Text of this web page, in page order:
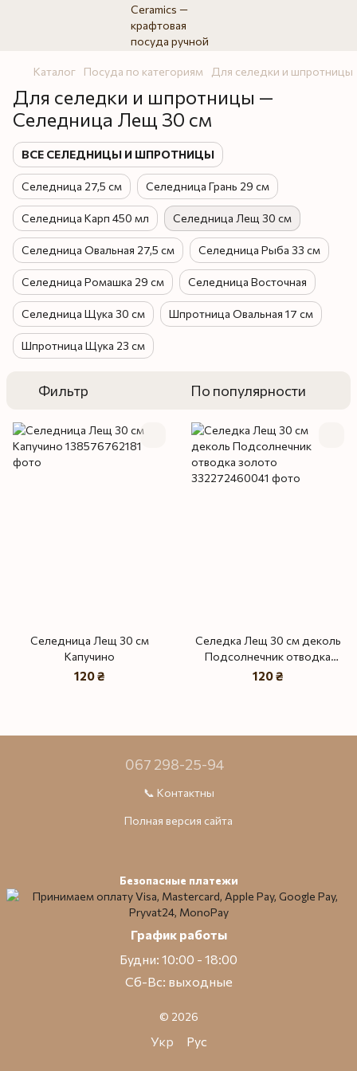
Каталог Посуда по категориям Для селедки и шпротницы
Для селедки и шпротницы —
Селедница Лещ 30 см
ВСЕ СЕЛЕДНИЦЫ И ШПРОТНИЦЫ
Селедница 27,5 см Селедница Грань 29 см
Селедница Карп 450 мл Селедница Лещ 30 см
Селедница Овальная 27,5 см Селедница Рыба 33 см
Селедница Ромашка 29 см Селедница Восточная
Селедница Щука 30 см Шпротница Овальная 17 см
Шпротница Щука 23 см
Фильтр По популярности
Селедница Лещ 30 см
Капучино
120 ₴
Селедка Лещ 30 см деколь
Подсолнечник отводка
золото
120 ₴
067 298-25-94
📞 Контактны
Полная версия сайта
Безопасные платежи
График работы
Будни: 10:00 - 18:00
Сб-Вс: выходные
© 2026
Укр Рус